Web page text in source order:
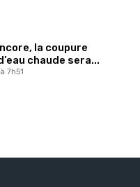
la coupure
chaude sera...
7h51